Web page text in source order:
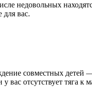
недовольных
вас.
совместных детей
отсутствует тяга к